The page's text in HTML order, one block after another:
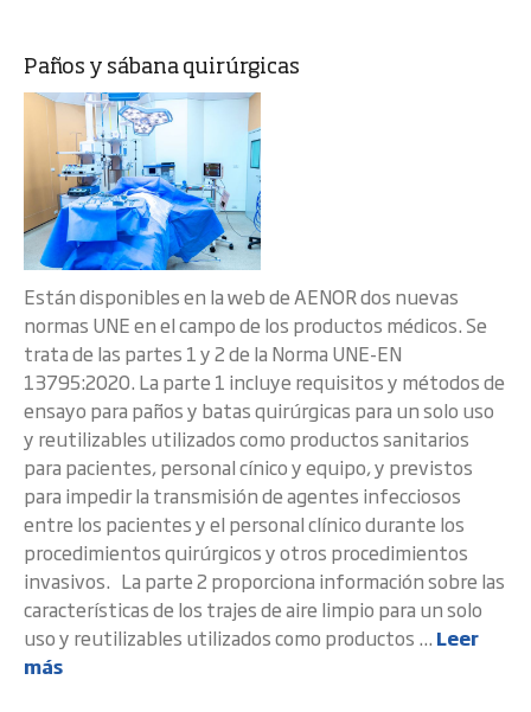
Paños y sábana quirúrgicas
Están disponibles en la web de AENOR dos nuevas
normas UNE en el campo de los productos médicos. Se
trata de las partes 1 y 2 de la Norma UNE-EN
13795:2020. La parte 1 incluye requisitos y métodos de
ensayo para paños y batas quirúrgicas para un solo uso
y reutilizables utilizados como productos sanitarios
para pacientes, personal cínico y equipo, y previstos
para impedir la transmisión de agentes infecciosos
entre los pacientes y el personal clínico durante los
procedimientos quirúrgicos y otros procedimientos
invasivos. La parte 2 proporciona información sobre las
características de los trajes de aire limpio para un solo
uso y reutilizables utilizados como productos ... Leer
más